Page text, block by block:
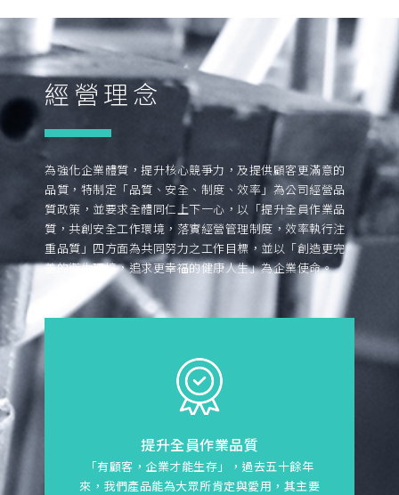
經營理念
為強化企業體質，提升核心競爭力，及提供顧客更滿意的
品質，特制定「品質、安全、制度、效率」為公司經營品
質政策，並要求全體同仁上下一心，以「提升全員作業品
質，共創安全工作環境，落實經營管理制度，效率執行注
重品質」四方面為共同努力之工作目標，並以「創造更完
善的衛生環境，追求更幸福的健康人生」為企業使命。
提升全員作業品質
「有顧客，企業才能生存」，過去五十餘年
來，我們產品能為大眾所肯定與愛用，其主要